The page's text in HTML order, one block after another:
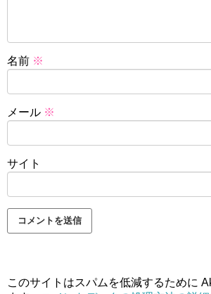
名前 ※
メール ※
サイト
このサイトはスパムを低減するために